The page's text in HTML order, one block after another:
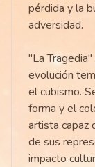
pérdida y la
adversidad.
"La
evolución
el cubismo.
forma y el
artista capaz
de sus
impacto